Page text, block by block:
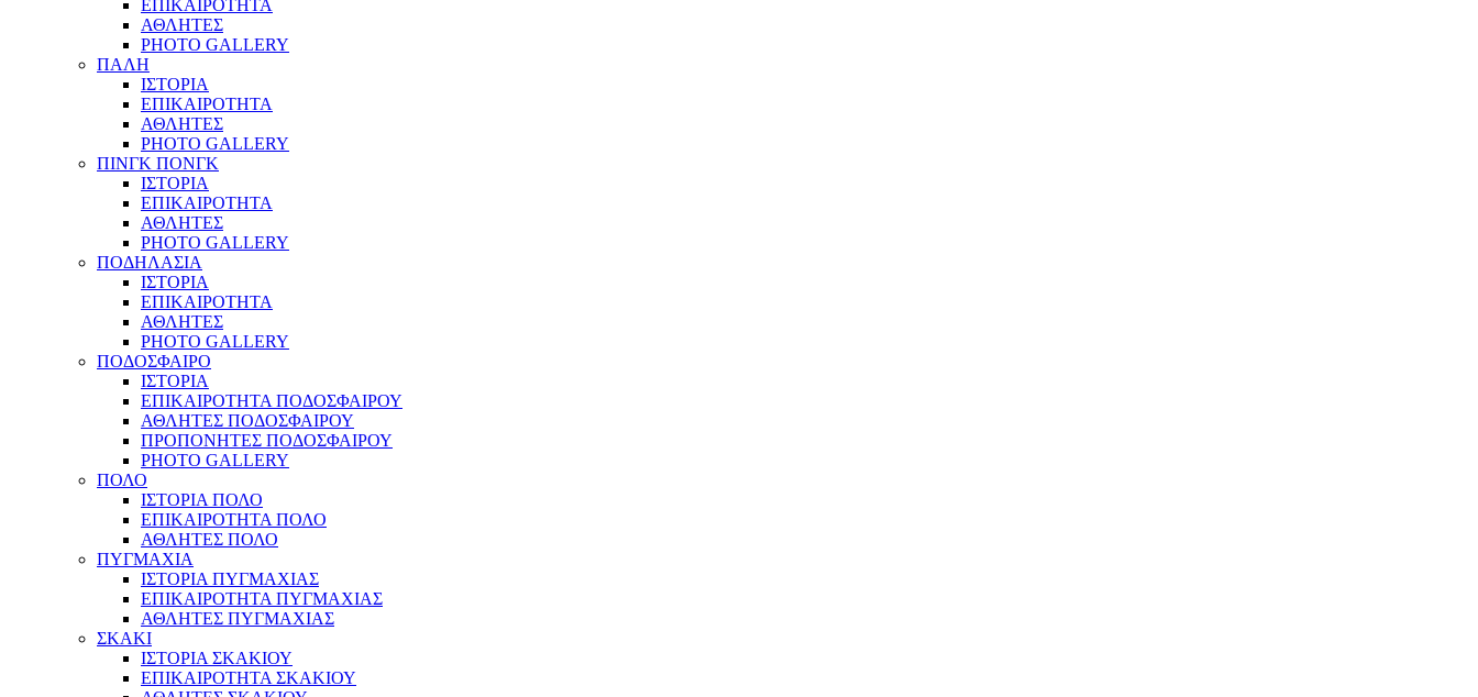
ΕΠΙΚΑΙΡΟΤΗΤΑ
ΑΘΛΗΤΕΣ
PHOTO GALLERY
ΠΑΛΗ
ΙΣΤΟΡΙΑ
ΕΠΙΚΑΙΡΟΤΗΤΑ
ΑΘΛΗΤΕΣ
PHOTO GALLERY
ΠΙΝΓΚ ΠΟΝΓΚ
ΙΣΤΟΡΙΑ
ΕΠΙΚΑΙΡΟΤΗΤΑ
ΑΘΛΗΤΕΣ
PHOTO GALLERY
ΠΟΔΗΛΑΣΙΑ
ΙΣΤΟΡΙΑ
ΕΠΙΚΑΙΡΟΤΗΤΑ
ΑΘΛΗΤΕΣ
PHOTO GALLERY
ΠΟΔΟΣΦΑΙΡΟ
ΙΣΤΟΡΙΑ
ΕΠΙΚΑΙΡΟΤΗΤΑ ΠΟΔΟΣΦΑΙΡΟΥ
ΑΘΛΗΤΕΣ ΠΟΔΟΣΦΑΙΡΟΥ
ΠΡΟΠΟΝΗΤΕΣ ΠΟΔΟΣΦΑΙΡΟΥ
PHOTO GALLERY
ΠΟΛΟ
ΙΣΤΟΡΙΑ ΠΟΛΟ
ΕΠΙΚΑΙΡΟΤΗΤΑ ΠΟΛΟ
ΑΘΛΗΤΕΣ ΠΟΛΟ
ΠΥΓΜΑΧΙΑ
ΙΣΤΟΡΙΑ ΠΥΓΜΑΧΙΑΣ
ΕΠΙΚΑΙΡΟΤΗΤΑ ΠΥΓΜΑΧΙΑΣ
ΑΘΛΗΤΕΣ ΠΥΓΜΑΧΙΑΣ
ΣΚΑΚΙ
ΙΣΤΟΡΙΑ ΣΚΑΚΙΟΥ
ΕΠΙΚΑΙΡΟΤΗΤΑ ΣΚΑΚΙΟΥ